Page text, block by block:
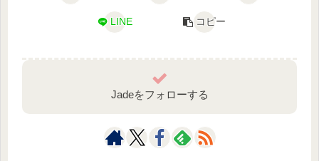
LINE コピー
Jadeをフォローする